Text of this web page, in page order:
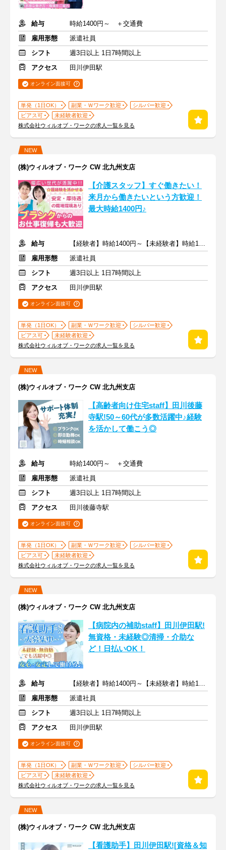
給与
時給1400円～ ＋交通費
雇用形態
派遣社員
シフト
週3日以上 1日7時間以上
アクセス
田川伊田駅
オンライン面接可
単発（1日OK） 副業・Ｗワーク歓迎
シルバー歓迎
ピアス可
未経験者歓迎
株式会社ウィルオブ・ワークの求人一覧を見る
NEW
(株)ウィルオブ・ワーク CW 北九州支店
【介護スタッフ】すぐ働きたい！
来月から働きたいという方歓迎！
最大時給1400円♪
給与
【経験者】時給1400円～【未経験者】時給1300円～ ＋交通費
雇用形態
派遣社員
シフト
週3日以上 1日7時間以上
アクセス
田川伊田駅
オンライン面接可
単発（1日OK） 副業・Ｗワーク歓迎
シルバー歓迎
ピアス可
未経験者歓迎
株式会社ウィルオブ・ワークの求人一覧を見る
NEW
(株)ウィルオブ・ワーク CW 北九州支店
【高齢者向け住宅staff】田川後藤
寺駅!50～60代が多数活躍中♪経験
を活かして働こう◎
給与
時給1400円～ ＋交通費
雇用形態
派遣社員
シフト
週3日以上 1日7時間以上
アクセス
田川後藤寺駅
オンライン面接可
単発（1日OK） 副業・Ｗワーク歓迎
シルバー歓迎
ピアス可
未経験者歓迎
株式会社ウィルオブ・ワークの求人一覧を見る
NEW
(株)ウィルオブ・ワーク CW 北九州支店
【病院内の補助staff】田川伊田駅!
無資格・未経験◎清掃・介助な
ど！日払いOK！
給与
【経験者】時給1400円～【未経験者】時給1350円～ ＋交通費
雇用形態
派遣社員
シフト
週3日以上 1日7時間以上
アクセス
田川伊田駅
オンライン面接可
単発（1日OK） 副業・Ｗワーク歓迎
シルバー歓迎
ピアス可
未経験者歓迎
株式会社ウィルオブ・ワークの求人一覧を見る
NEW
(株)ウィルオブ・ワーク CW 北九州支店
【看護助手】田川伊田駅![資格＆知